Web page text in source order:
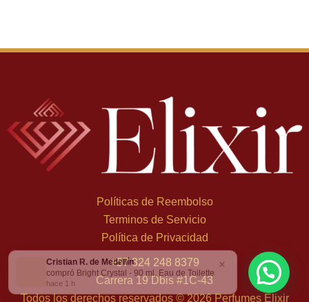
Políticas de Reembolso
Terminos de Servicio
Política de Privacidad
+57 324 248 8379
Carrera 19 Dbis #1C-43
Todos los derechos reservados © 2026 Perfumes Elixir
Cristian R. de Medellín
compró Bright Crystal - 90 ml, Eau de Toilette
hace 1 h
×